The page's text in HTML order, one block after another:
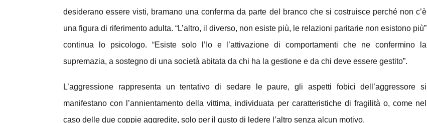
desiderano essere visti, bramano una conferma da parte del branco che si costruisce perché non c’è
una figura di riferimento adulta. “L’altro, il diverso, non esiste più, le relazioni paritarie non esistono più”
continua lo psicologo. “Esiste solo l’Io e l’attivazione di comportamenti che ne confermino la
supremazia, a sostegno di una società abitata da chi ha la gestione e da chi deve essere gestito”.
L’aggressione rappresenta un tentativo di sedare le paure, gli aspetti fobici dell’aggressore si
manifestano con l’annientamento della vittima, individuata per caratteristiche di fragilità o, come nel
caso delle due coppie aggredite, solo per il gusto di ledere l’altro senza alcun motivo.